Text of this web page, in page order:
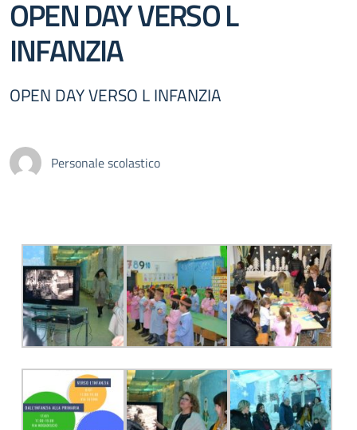
OPEN DAY VERSO L
INFANZIA
OPEN DAY VERSO L INFANZIA
Personale scolastico